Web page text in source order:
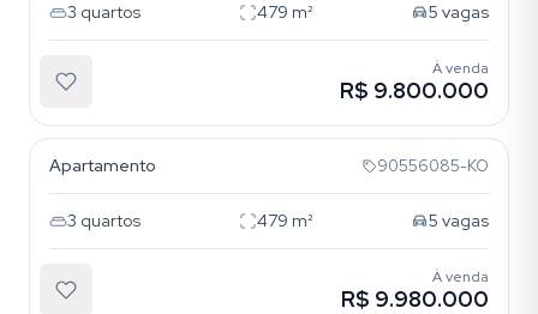
3 quartos 479 m² 5 vagas
À venda
R$ 9.800.000
Apartamento 90556085-KO
3 quartos 479 m² 5 vagas
À venda
R$ 9.980.000